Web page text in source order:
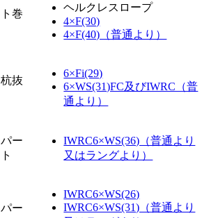
巻
ヘルクレスロープ
4×F(30)
4×F(40)（普通より）
抜
6×Fi(29)
6×WS(31)FC及びIWRC（普
通より）
ー
IWRC6×WS(36)（普通より
又はラングより）
ー
IWRC6×WS(26)
IWRC6×WS(31)（普通より